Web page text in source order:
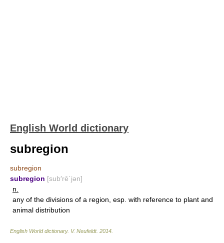
English World dictionary
subregion
subregion
subregion [sub′rē΄jən]
n.
any of the divisions of a region, esp. with reference to plant and
animal distribution
English World dictionary. V. Neufeldt. 2014